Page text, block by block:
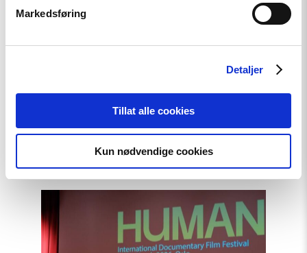
Markedsføring
Detaljer
Tillat alle cookies
Kun nødvendige cookies
Artikkel
article
indre
fienden"